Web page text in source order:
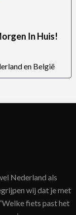
In Huis!
en België
Nederland als
wij dat je met
fiets past het